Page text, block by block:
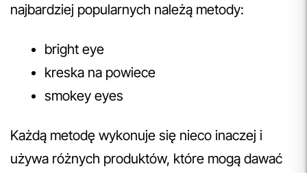
najbardziej popularnych należą metody:
bright eye
kreska na powiece
smokey eyes
Każdą metodę wykonuje się nieco inaczej i
używa różnych produktów, które mogą dawać